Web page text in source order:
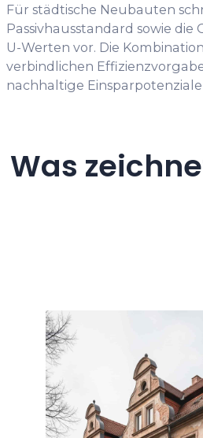
Für städtische Neubauten
Passivhausstandard sowie
U-Werten vor. Die
verbindlichen
nachhaltige
Was